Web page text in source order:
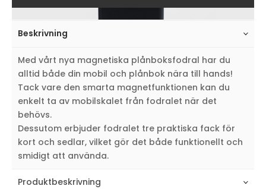
Beskrivning
Med vårt nya magnetiska plånboksfodral har du
alltid både din mobil och plånbok nära till hands!
Tack vare den smarta magnetfunktionen kan du
enkelt ta av mobilskalet från fodralet när det
behövs.
Dessutom erbjuder fodralet tre praktiska fack för
kort och sedlar, vilket gör det både funktionellt och
smidigt att använda.
Produktbeskrivning